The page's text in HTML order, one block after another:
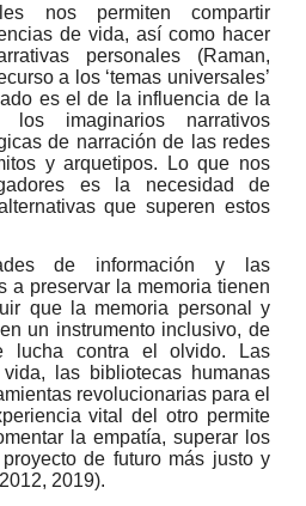
nos permiten compartir
de vida, así como hacer
personales (Raman,
a los ‘temas universales’
es el de la influencia de la
imaginarios narrativos
de narración de las redes
y arquetipos. Lo que nos
es la necesidad de
que superen estos
de información y las
a preservar la memoria tienen
que la memoria personal y
un instrumento inclusivo, de
lucha contra el olvido. Las
las bibliotecas humanas
revolucionarias para el
vital del otro permite
la empatía, superar los
de futuro más justo y
2019).